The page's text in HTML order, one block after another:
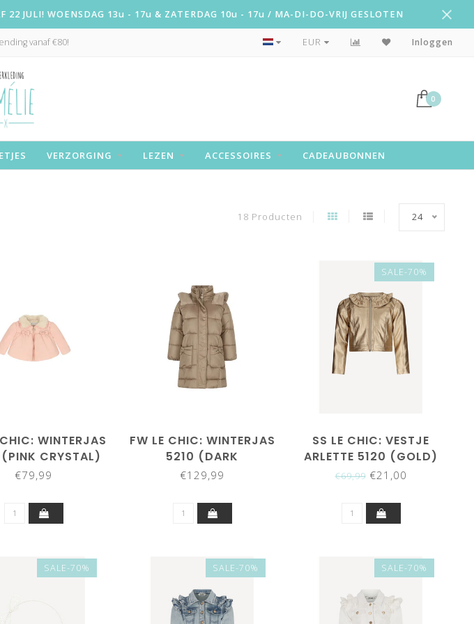
22 JULI! WOENSDAG 13u - 17u & ZATERDAG 10u - 17u / MA-DI-DO-VRIJ GESLOTEN
vanaf €80! Snelle levering!
EUR Inloggen
0
VERZORGING LEZEN ACCESSOIRES CADEAUBONNEN
18 Producten 24
WINTERJAS
CRYSTAL)
€79,99
FW LE CHIC: WINTERJAS
5210 (DARK
CHAMPAGNE)
€129,99
SALE-70%
SS LE CHIC: VESTJE
ARLETTE 5120 (GOLD)
€69,99€21,00
SALE-70% SALE-70% SALE-70%